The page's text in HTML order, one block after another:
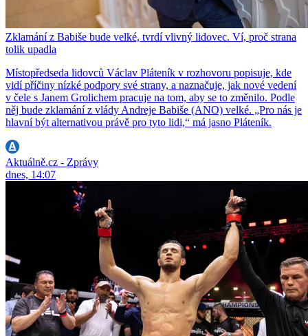
Zklamání z Babiše bude velké, tvrdí vlivný lidovec. Ví, proč strana
tolik upadla
Místopředseda lidovců Václav Pláteník v rozhovoru popisuje, kde
vidí příčiny nízké podpory své strany, a naznačuje, jak nové vedení
v čele s Janem Grolichem pracuje na tom, aby se to změnilo. Podle
něj bude zklamání z vlády Andreje Babiše (ANO) velké. „Pro nás je
hlavní být alternativou právě pro tyto lidi,“ má jasno Pláteník.
Aktuálně.cz - Zprávy
dnes, 14:07